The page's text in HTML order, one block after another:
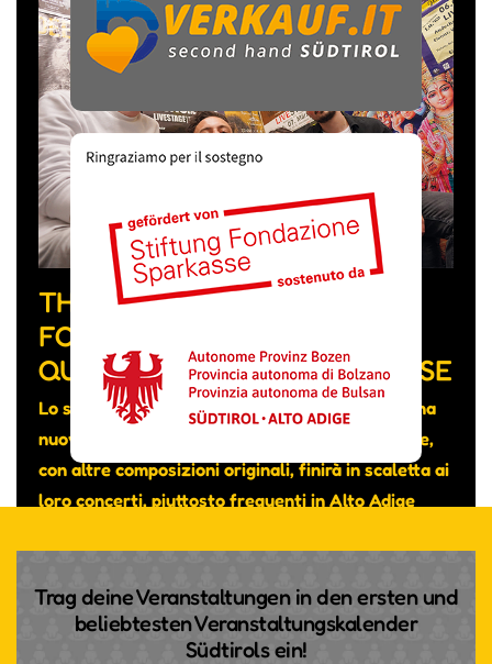
THE FEVER WEEK, LA BAND
FORMATA DA MUSICISTI DI
QUATTRO NAZIONALITÀ DIVERSE
Lo scorso mese hanno pubblicato su YouTube una
nuova canzone intitolata “Really don’t care” che,
con altre composizioni originali, finirà in scaletta ai
loro concerti, piuttosto frequenti in Alto Adige
Trag deine Veranstaltungen in den ersten und
beliebtesten Veranstaltungskalender
Südtirols ein!